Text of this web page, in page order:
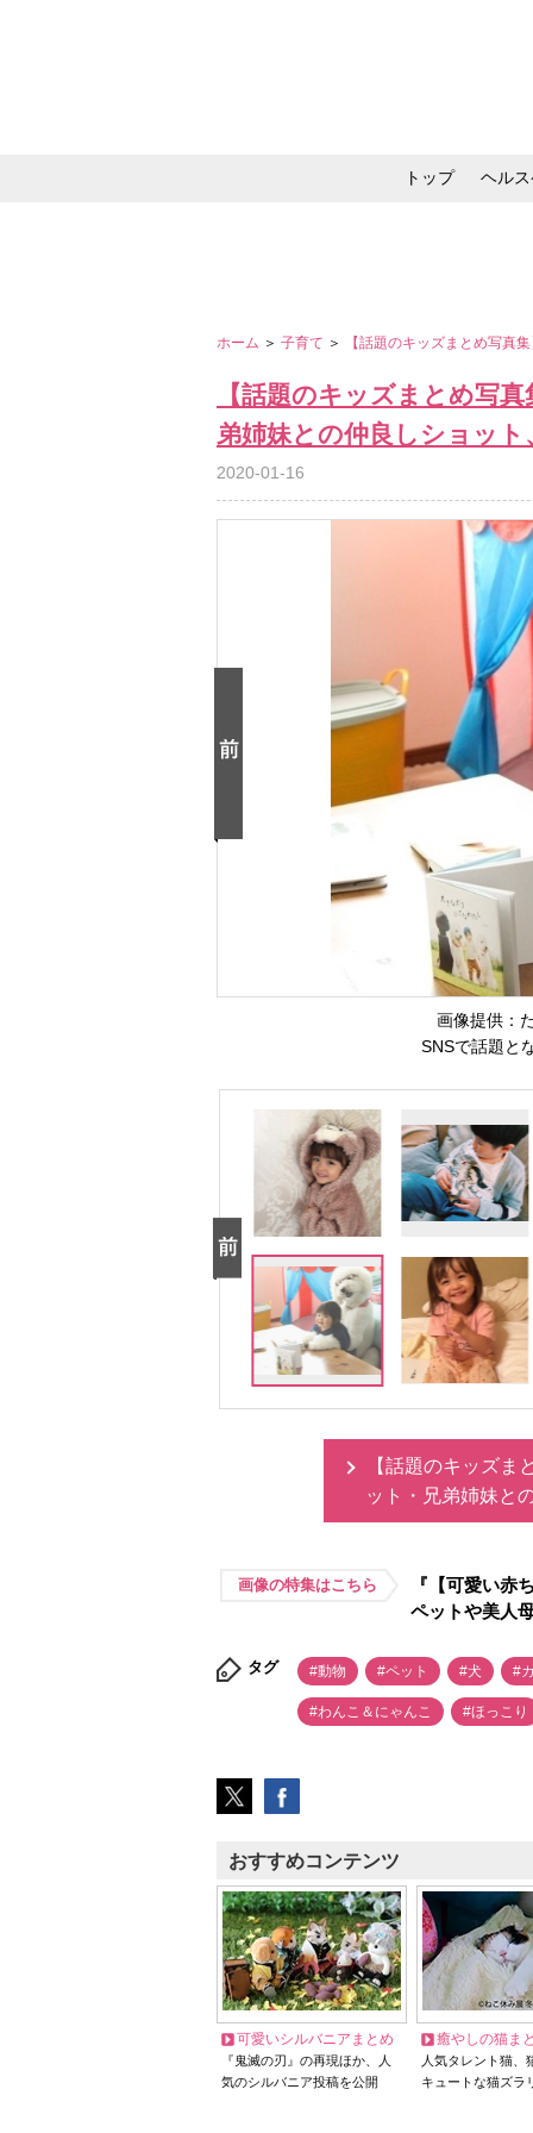
トップ ヘル
ホーム ＞ 子育て ＞ 【話題のキッズまとめ写真
【話題のキッズまとめ写
弟姉妹との仲良しショット
2020-01-16
画像提供：
SNSで話題と
【話題のキッズま
ット・兄弟姉妹と
画像の特集はこちら
『【可愛い赤
ペットや美人
タグ #動物 #ペット #犬 #
#わんこ＆にゃんこ #ほっこり
おすすめコンテンツ
可愛いシルバニアまとめ
『鬼滅の刃』の再現ほか、人
気のシルバニア投稿を公開
癒やしの猫ま
人気タレント猫
キュートな猫ズラ